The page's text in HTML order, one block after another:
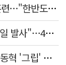
美해병대, 한국서 첫 자폭드론 실사격훈련…"한반도 지형 학습"
합참 "北, 원산 일대서 단거리 탄도미사일 발사"…42일 만
선관위 의혹 증폭·비당권파 자충수에 장동혁 '그립' 더 강해졌다